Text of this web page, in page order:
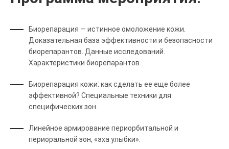
Биорепарация — истинное омоложение кожи.
Доказательная база эффективности и безопасности
биорепарантов. Данные исследований.
Характеристики биорепарантов.
Биорепарация кожи: как сделать ее еще более
эффективной? Специальные техники для
специфических зон.
Линейное армирование периорбитальной и
периоральной зон, «эха улыбки».